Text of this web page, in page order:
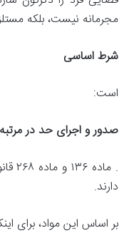
مجرمانه نیست، بلکه
شرط اساسی
است:
صدور و اجرای حد در
.
دارند.
بر اساس این مواد، برای